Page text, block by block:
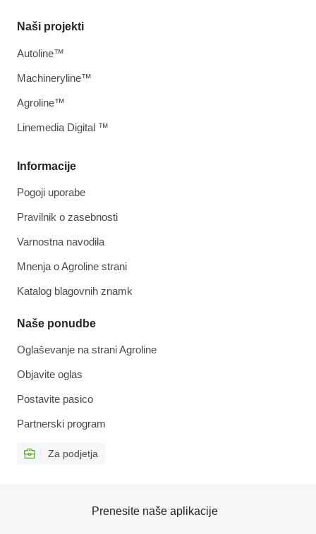
Informacije
Pogoji uporabe
Pravilnik o zasebnosti
Varnostna navodila
Mnenja o Agroline strani
Katalog blagovnih znamk
Naše ponudbe
Oglaševanje na strani Agroline
Objavite oglas
Postavite pasico
Partnerski program
Za podjetja
Naši projekti
Autoline™
Machineryline™
Agroline™
Linemedia Digital ™
Prenesite naše aplikacije